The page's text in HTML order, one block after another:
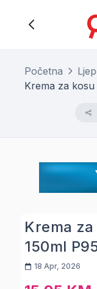
Početna
Krema za kosu
Krema
150ml
18 Apr, 2026